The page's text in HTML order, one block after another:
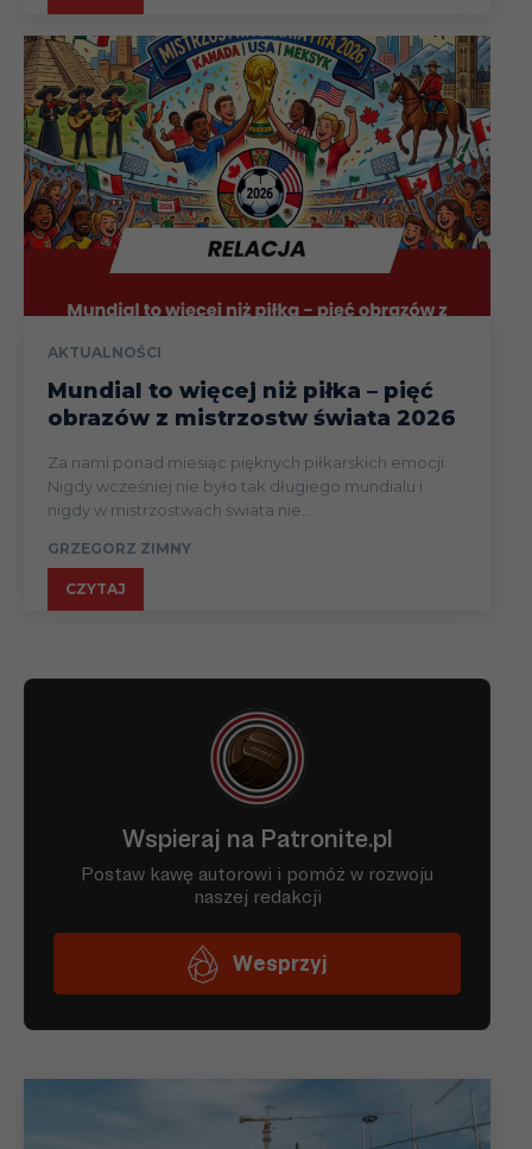
AKTUALNOŚCI
Mundial to więcej niż piłka – pięć
obrazów z mistrzostw świata 2026
Za nami ponad miesiąc pięknych piłkarskich emocji.
Nigdy wcześniej nie było tak długiego mundialu i
nigdy w mistrzostwach świata nie...
GRZEGORZ ZIMNY
CZYTAJ